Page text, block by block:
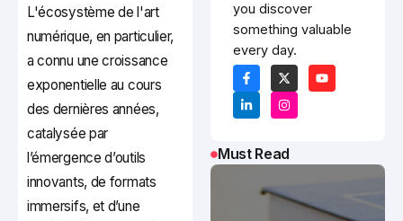
L'écosystème de l'art
numérique, en particulier,
a connu une croissance
exponentielle au cours
des dernières années,
catalysée par
l’émergence d’outils
innovants, de formats
immersifs, et d’une
you discover
something valuable
every day.
Must Read